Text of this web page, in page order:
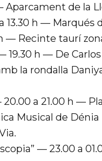
Aparcament de la
13.30 h — Marqués
— Recinte taurí
h — De
la rondalla
a 21.00 h —
Musical de
— 23.00 a